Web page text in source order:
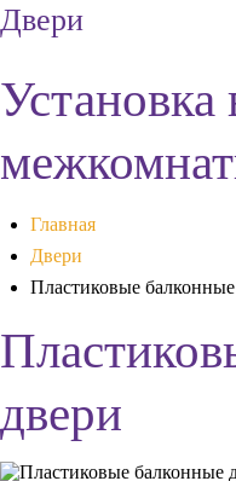
Двери
Главная
Двери
Пластиковые
двери